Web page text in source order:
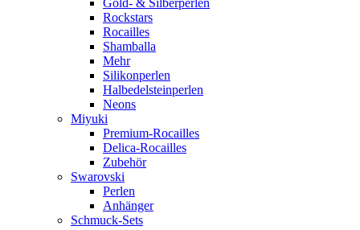
Gold- & Silberperlen
Rockstars
Rocailles
Shamballa
Mehr
Silikonperlen
Halbedelsteinperlen
Neons
Miyuki
Premium-Rocailles
Delica-Rocailles
Zubehör
Swarovski
Perlen
Anhänger
Schmuck-Sets